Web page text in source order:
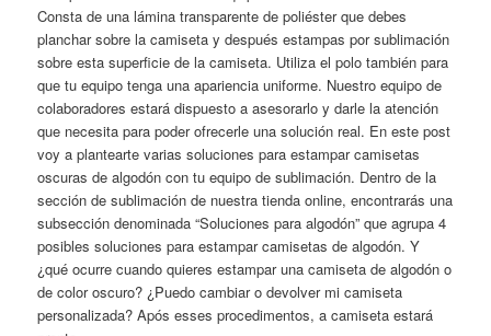
Consta de una lámina transparente de poliéster que debes
planchar sobre la camiseta y después estampas por sublimación
sobre esta superficie de la camiseta. Utiliza el polo también para
que tu equipo tenga una apariencia uniforme. Nuestro equipo de
colaboradores estará dispuesto a asesorarlo y darle la atención
que necesita para poder ofrecerle una solución real. En este post
voy a plantearte varias soluciones para estampar camisetas
oscuras de algodón con tu equipo de sublimación. Dentro de la
sección de sublimación de nuestra tienda online, encontrarás una
subsección denominada “Soluciones para algodón” que agrupa 4
posibles soluciones para estampar camisetas de algodón. Y
¿qué ocurre cuando quieres estampar una camiseta de algodón o
de color oscuro? ¿Puedo cambiar o devolver mi camiseta
personalizada? Após esses procedimentos, a camiseta estará